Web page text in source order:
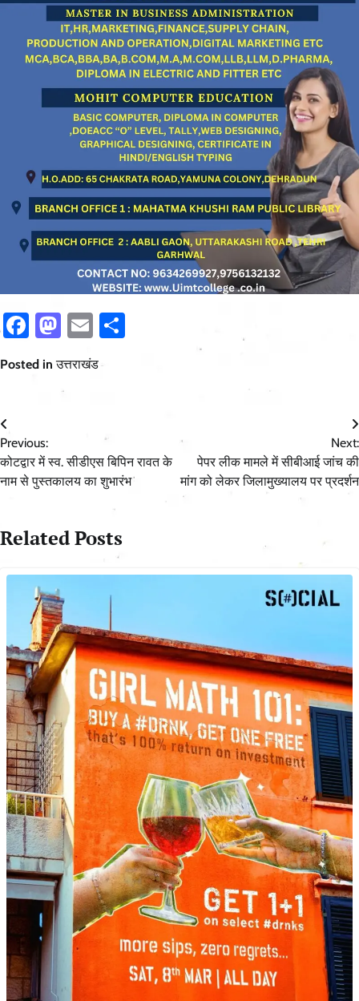
Facebook
Mastodon
Email
Posted inउत्तराखंड
Post
navigation
Previous:
कोटद्वार में स्व. सीडीएस बिपिन रावत के
नाम से पुस्तकालय का शुभारंभ
Next:
पेपर लीक मामले में सीबीआई जांच की
मांग को लेकर जिलामुख्यालय पर प्रदर्शन
Related Posts